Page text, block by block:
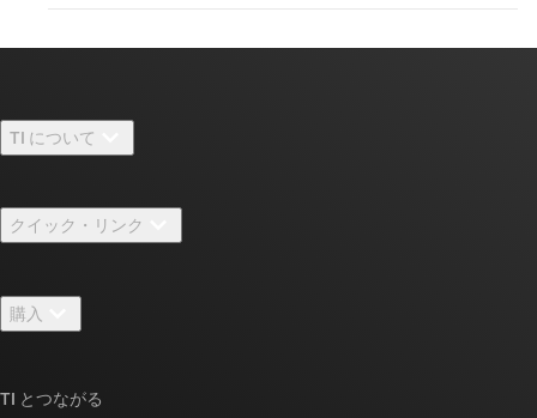
TI について
採用情報
ニュース
イベント
クイック・リンク
TI E2E™ 設計サポート・フォーラム
クロスリファレンス検索
購入
TI とつながる